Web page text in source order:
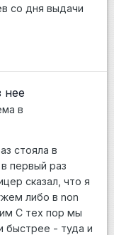
со дня выдачи
нее
в
стояла в
первый раз
сказал, что я
либо в non
С тех пор мы
быстрее - туда и